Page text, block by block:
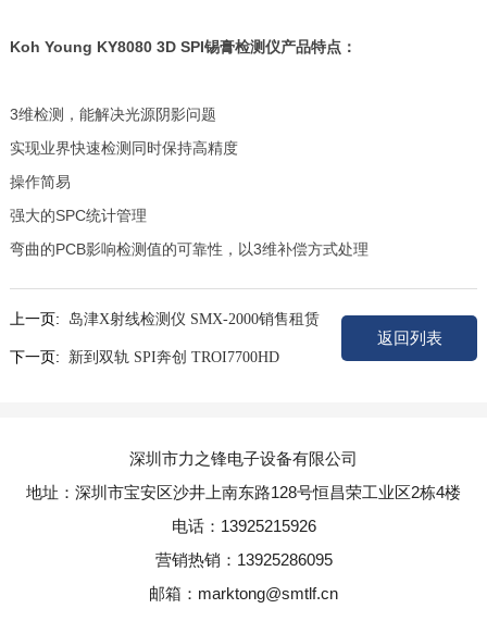
Koh Young KY8080 3D SPI锡膏检测仪产品特点：
3维检测，能解决光源阴影问题
实现业界快速检测同时保持高精度
操作简易
强大的SPC统计管理
弯曲的PCB影响检测值的可靠性，以3维补偿方式处理
返回列表
上一页: 岛津X射线检测仪 SMX-2000销售租赁
下一页: 新到双轨 SPI奔创 TROI7700HD
深圳市力之锋电子设备有限公司
地址：深圳市宝安区沙井上南东路128号恒昌荣工业区2栋4楼
电话：13925215926
营销热销：13925286095
邮箱：marktong@smtlf.cn